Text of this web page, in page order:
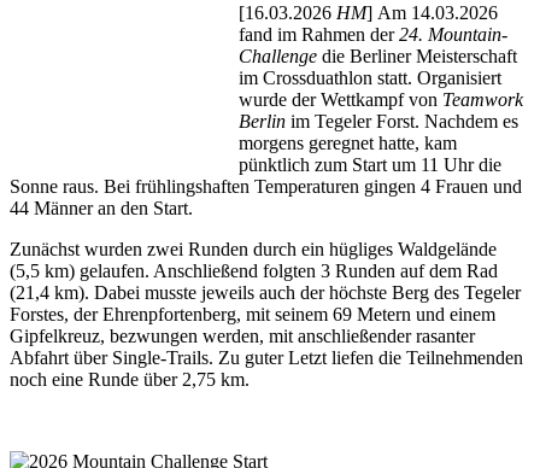
[16.03.2026 HM] Am 14.03.2026
fand im Rahmen der24. Mountain-
Challenge die Berliner Meisterschaft
im Crossduathlon statt. Organisiert
wurde der Wettkampf von Teamwork
Berlin im Tegeler Forst. Nachdem es
morgens geregnet hatte, kam
pünktlich zum Start um 11 Uhr die
Sonne raus. Bei frühlingshaften Temperaturen gingen 4 Frauen und
44 Männer an den Start.
Zunächst wurden zwei Runden durch ein hügliges Waldgelände
(5,5 km) gelaufen. Anschließend folgten 3 Runden auf dem Rad
(21,4 km). Dabei musste jeweils auch der höchste Berg des Tegeler
Forstes, der Ehrenpfortenberg, mit seinem 69 Metern und einem
Gipfelkreuz, bezwungen werden, mit anschließender rasanter
Abfahrt über Single-Trails. Zu guter Letzt liefen die Teilnehmenden
noch eine Runde über 2,75 km.